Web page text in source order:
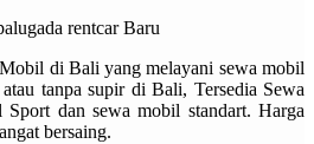
di Bali yang melayani sewa mobil
tanpa supir di Bali, Tersedia Sewa
dan sewa mobil standart. Harga
bersaing.